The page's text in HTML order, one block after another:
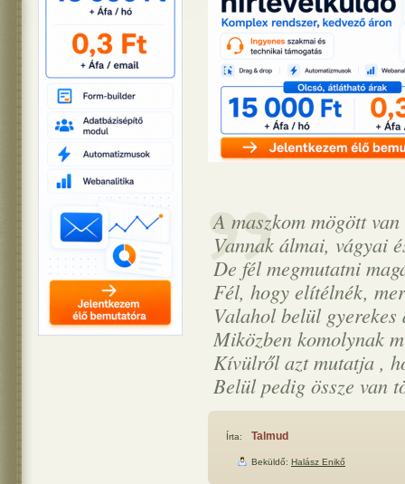
A maszkom mögött
Vannak álmai, vágyai
De fél megmutatni
Fél, hogy elítélnék,
Valahol belül gyerekes
Miközben komolynak
Kívülről azt mutatja ,
Belül pedig össze van
Írta: Talmud
Beküldő: Halász Enikő